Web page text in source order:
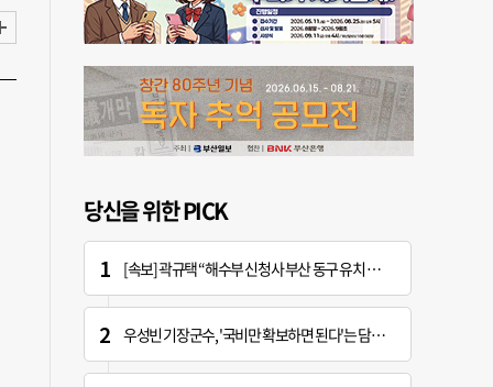
당신을 위한 PICK
[속보] 곽규택 “해수부 신청사 부산 동구 유치 환영…해양 중심지 완성할 것”
우성빈 기장군수, '국비만 확보하면 된다'는 담당자에 "국비는 국민의 혈세" 지적